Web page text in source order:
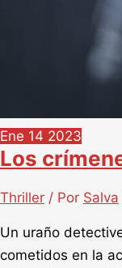
Ene 14 2023
Los
Thriller / Por Salva
Un uraño
cometidos en la